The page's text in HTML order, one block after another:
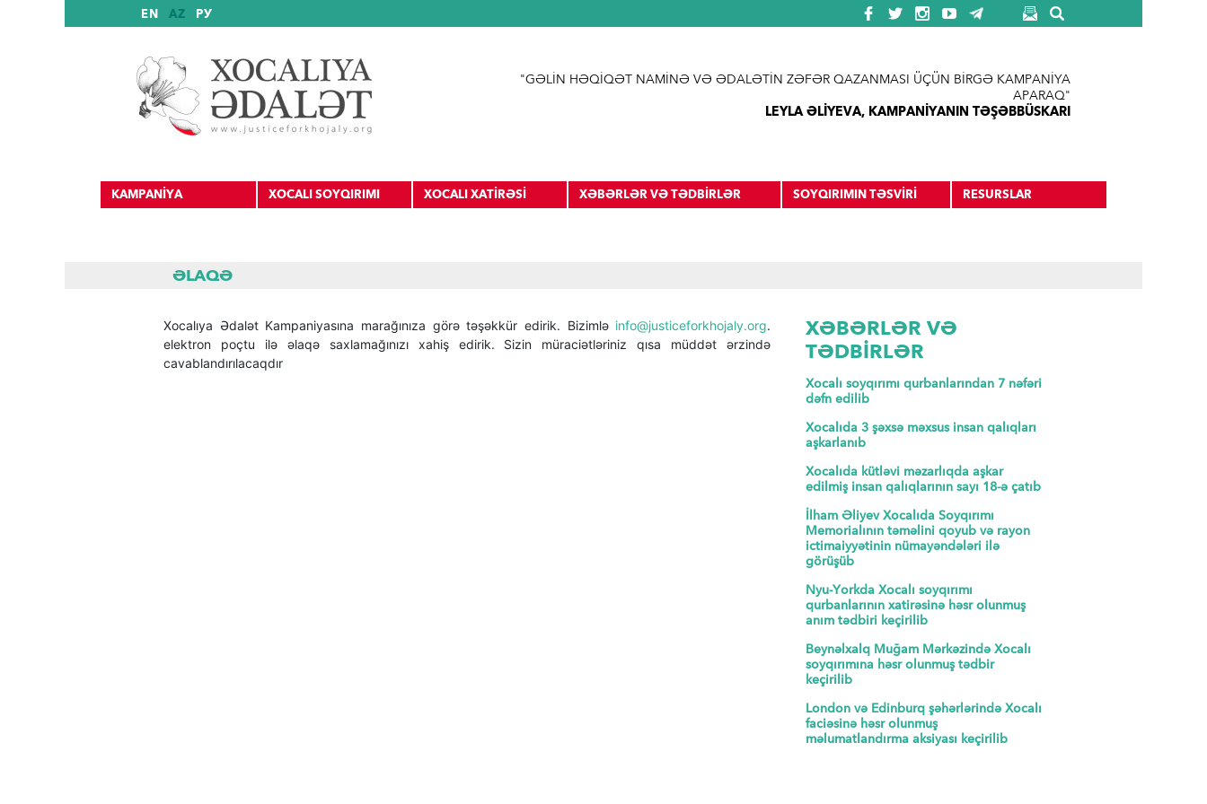
EN AZ РУ
"GƏLİN HƏQİQƏT NAMİNƏ VƏ ƏDALƏTİN ZƏFƏR QAZANMASI ÜÇÜN BİRGƏ KAMPANİYA
APARAQ"
LEYLA ƏLİYEVA, KAMPANİYANIN TƏŞƏBBÜSKARI
KAMPANİYA XOCALI SOYQIRIMI
Beynəlxalq mənbələr
Beynəlxalq tanınma
XOCALI XATİRƏSİ XƏBƏRLƏR VƏ TƏDBİRLƏR SOYQIRIMIN TƏSVİRİ RESURSLAR
ƏLAQƏ
Xocalıya Ədalət Kampaniyasına marağınıza görə təşəkkür edirik. Bizimlə info@justiceforkhojaly.org.
elektron poçtu ilə əlaqə saxlamağınızı xahiş edirik. Sizin müraciətləriniz qısa müddət ərzində
cavablandırılacaqdır
XƏBƏRLƏR VƏ
TƏDBİRLƏR
Xocalı soyqırımı qurbanlarından 7 nəfəri
dəfn edilib
Xocalıda 3 şəxsə məxsus insan qalıqları
aşkarlanıb
Xocalıda kütləvi məzarlıqda aşkar
edilmiş insan qalıqlarının sayı 18-ə çatıb
İlham Əliyev Xocalıda Soyqırımı
Memorialının təməlini qoyub və rayon
ictimaiyyətinin nümayəndələri ilə
görüşüb
Nyu-Yorkda Xocalı soyqırımı
qurbanlarının xatirəsinə həsr olunmuş
anım tədbiri keçirilib
Beynəlxalq Muğam Mərkəzində Xocalı
soyqırımına həsr olunmuş tədbir
keçirilib
London və Edinburq şəhərlərində Xocalı
faciəsinə həsr olunmuş
məlumatlandırma aksiyası keçirilib